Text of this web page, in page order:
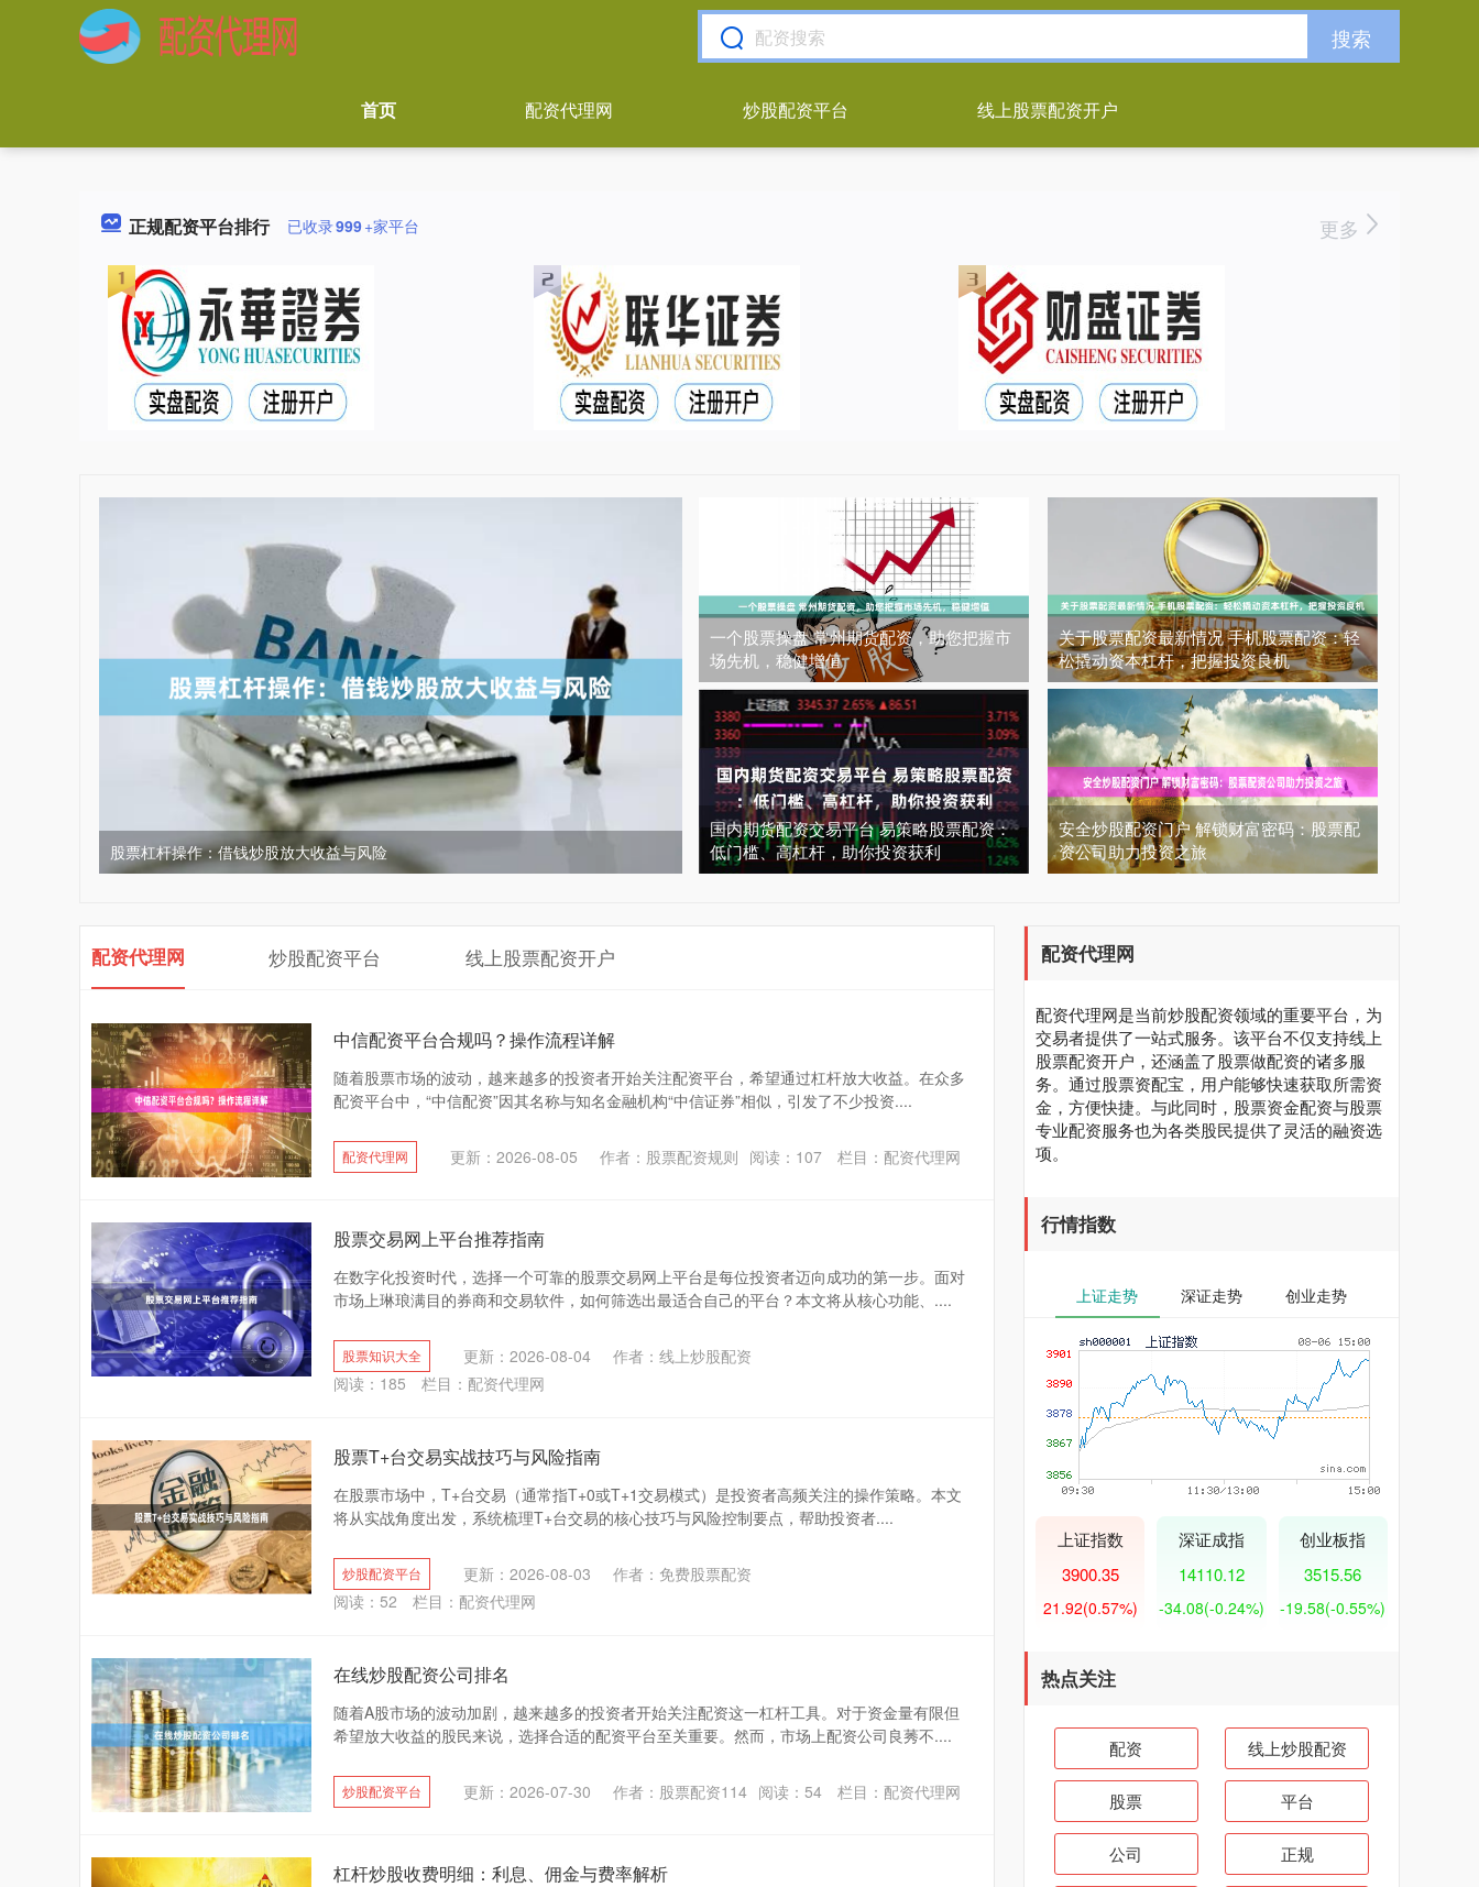
搜索
首页 配资代理网 炒股配资平台 线上股票配资开户
正规配资平台排行 已收录999+家平台 更多
股票杠杆操作：借钱炒股放大收益与风险
一个股票操盘 常州期货配资，助您把握市
场先机，稳健增值
国内期货配资交易平台 易策略股票配资：
低门槛、高杠杆，助你投资获利
关于股票配资最新情况 手机股票配资：轻
松撬动资本杠杆，把握投资良机
安全炒股配资门户 解锁财富密码：股票配
资公司助力投资之旅
配资代理网 炒股配资平台 线上股票配资开户
中信配资平台合规吗？操作流程详解
随着股票市场的波动，越来越多的投资者开始关注配资平台，希望通过杠杆放大收益。在众多
配资平台中，“中信配资”因其名称与知名金融机构“中信证券”相似，引发了不少投资....
配资代理网 更新：2026-08-05 作者：股票配资规则 阅读： 107 栏目： 配资代理网
股票交易网上平台推荐指南
在数字化投资时代，选择一个可靠的股票交易网上平台是每位投资者迈向成功的第一步。面对
市场上琳琅满目的券商和交易软件，如何筛选出最适合自己的平台？本文将从核心功能、....
股票知识大全 更新：2026-08-04
作者：线上炒股配资
阅读： 185 栏目： 配资代理网
股票T+台交易实战技巧与风险指南
在股票市场中，T+台交易（通常指T+0或T+1交易模式）是投资者高频关注的操作策略。本文
将从实战角度出发，系统梳理T+台交易的核心技巧与风险控制要点，帮助投资者....
炒股配资平台 更新：2026-08-03
作者：免费股票配资
阅读： 52 栏目： 配资代理网
在线炒股配资公司排名
随着A股市场的波动加剧，越来越多的投资者开始关注配资这一杠杆工具。对于资金量有限但
希望放大收益的股民来说，选择合适的配资平台至关重要。然而，市场上配资公司良莠不....
炒股配资平台 更新：2026-07-30 作者：股票配资114 阅读： 54 栏目： 配资代理网
杠杆炒股收费明细：利息、佣金与费率解析
配资代理网
配资代理网是当前炒股配资领域的重要平台，为
交易者提供了一站式服务。该平台不仅支持线上
股票配资开户，还涵盖了股票做配资的诸多服
务。通过股票资配宝，用户能够快速获取所需资
金，方便快捷。与此同时，股票资金配资与股票
专业配资服务也为各类股民提供了灵活的融资选
项。
行情指数
上证走势 深证走势 创业走势
上证指数
3900.35
21.92(0.57%)
深证成指
14110.12
-34.08(-0.24%)
创业板指
3515.56
-19.58(-0.55%)
热点关注
配资 线上炒股配资
股票 平台
公司 正规